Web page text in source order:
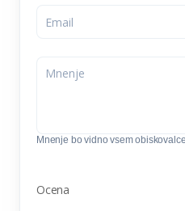
Mnenje bo vidno vsem
Ocena